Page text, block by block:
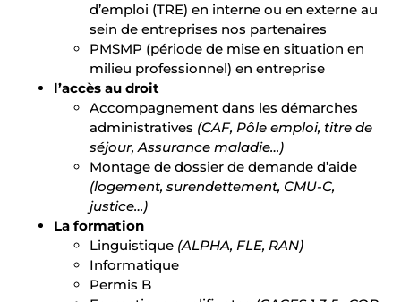
d’emploi (TRE) en interne ou en externe au
sein de entreprises nos partenaires
PMSMP (période de mise en situation en
milieu professionnel) en entreprise
l’accès au droit
Accompagnement dans les démarches
administratives (CAF, Pôle emploi, titre de
séjour, Assurance maladie…)
Montage de dossier de demande d’aide
(logement, surendettement, CMU-C,
justice…)
La formation
Linguistique (ALPHA, FLE, RAN)
Informatique
Permis B